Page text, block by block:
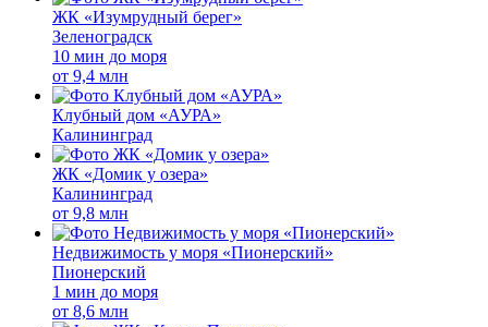
ЖК «Изумрудный берег»
Зеленоградск
10 мин до моря
от 9,4 млн
Клубный дом «АУРА»
Калининград
ЖК «Домик у озера»
Калининград
от 9,8 млн
Недвижимость у моря «Пионерский»
Пионерский
1 мин до моря
от 8,6 млн